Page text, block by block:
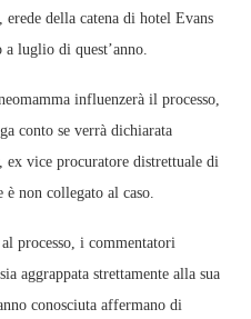
della catena di hotel Evans
luglio di quest’anno.
influenzerà il processo,
conto se verrà dichiarata
vice procuratore distrettuale di
è non collegato al caso.
processo, i commentatori
aggrappata strettamente alla sua
conosciuta affermano di